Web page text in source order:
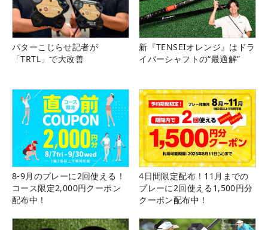
パターこじらせ記者が
「TRTL」で大改善
新『TENSEIオレンジ』はドラ
イバーシャフトの“最適解”
8-9月のプレーに2回使える！
コース限定2,000円クーポン
配布中！
4日間限定配布！11月までの
プレーに2回使える1,500円分
クーポン配布中！